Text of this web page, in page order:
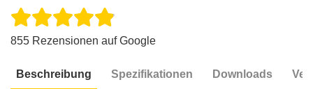
855 Rezensionen auf Google
Beschreibung Spezifikationen Downloads